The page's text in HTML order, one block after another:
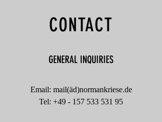
CONTACT
GENERAL INQUIRIES
Email: mail(äd)normankriese.de
Tel: +49 - 157 533 531 95